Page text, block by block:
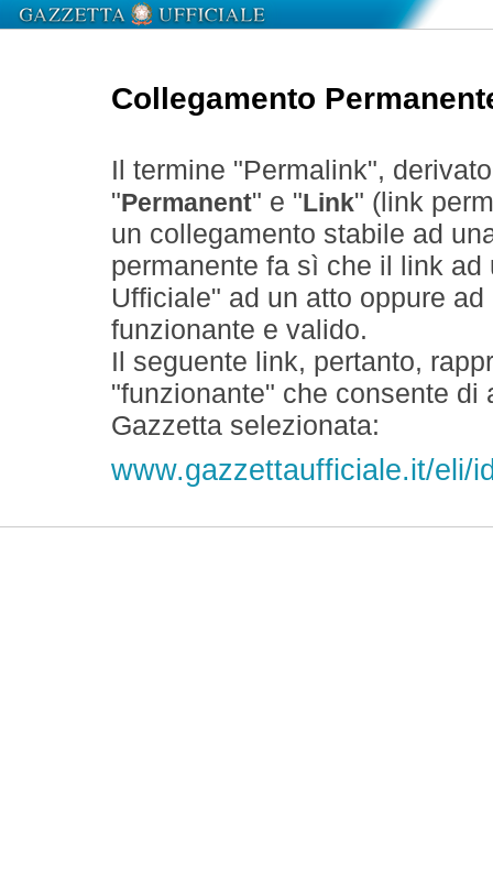
Collegamento
Il termine "Permalink",
" Permanent" e " Link" (link
un collegamento stabile ad
permanente fa sì che il link
Ufficiale" ad un atto oppure
funzionante e valido.
Il seguente link, pertanto,
"funzionante" che consente
Gazzetta selezionata:
www.gazzettaufficiale.it/eli/